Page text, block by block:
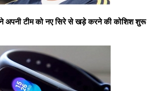
अपनी टीम को नए सिरे से खड़े करने की कोशिश शुरू